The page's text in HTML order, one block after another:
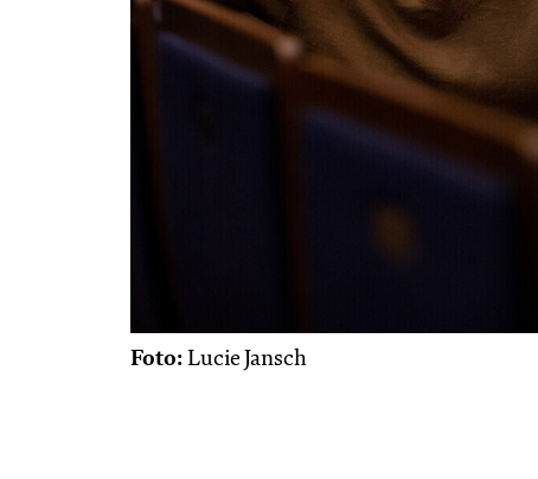
Foto: Lucie Jansch